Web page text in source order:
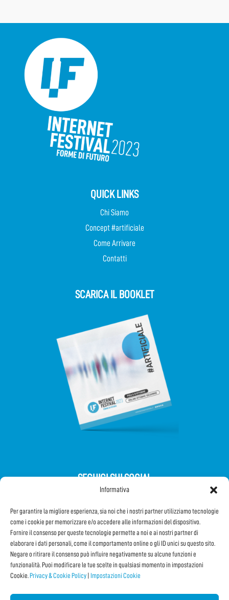
Informativa
Per garantire la migliore esperienza, sia noi che i nostri partner utilizziamo tecnologie
come i cookie per memorizzare e/o accedere alle informazioni del dispositivo.
Fornire il consenso per queste tecnologie permette a noi e ai nostri partner di
elaborare i dati personali, come il comportamento online o gli ID unici su questo sito.
Negare o ritirare il consenso può influire negativamente su alcune funzioni e
funzionalità. Puoi modificare le tue scelte in qualsiasi momento in impostazioni
Cookie. Privacy & Cookie Policy Impostazioni Cookie
QUICK LINKS
Chi Siamo
Concept #artificiale
Come Arrivare
Contatti
SCARICA IL BOOKLET
SEGUICI SUI SOCIAL
Iscriviti alla Newsletter
CONDIVIDI QUESTA PAGINA!